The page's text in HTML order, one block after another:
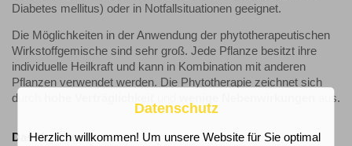
Diabetes mellitus) oder in Notfallsituationen geeignet.
Die Möglichkeiten in der Anwendung der phytotherapeutischen
Wirkstoffgemische sind sehr groß. Jede Pflanze besitzt ihre
individuelle Heilkraft und kann in Kombination mit anderen
Pflanzen verwendet werden. Die Phytotherapie zeichnet sich
durch
aus.
Das Verfahren
Datenschutz
Herzlich willkommen! Um unsere Website für Sie optimal